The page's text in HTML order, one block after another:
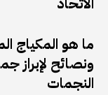
ما هو المكياج
ونصائح
النجمات